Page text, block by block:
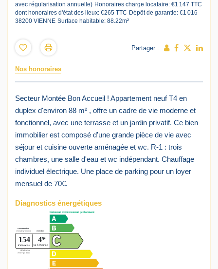
avec régularisation annuelle) Honoraires charge locataire: €1 147 TTC
dont honoraires d'état des lieux: €265 TTC Dépôt de garantie: €1 016
38200 VIENNE Surface habitable: 88.22m²
Partager :
Nos honoraires
Secteur Montée Bon Accueil ! Appartement neuf T4 en
duplex d'environ 88 m² , offre un cadre de vie moderne et
fonctionnel, avec une terrasse et un jardin privatif. Ce bien
immobilier est composé d'une grande pièce de vie avec
séjour et cuisine ouverte aménagée et wc. R-1 : trois
chambres, une salle d'eau et wc indépendant. Chauffage
individuel électrique. Une place de parking pour un loyer
mensuel de 70€.
Diagnostics énergétiques